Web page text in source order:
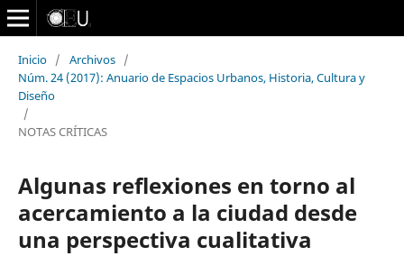
Inicio / Archivos /
Núm. 24 (2017): Anuario de Espacios Urbanos, Historia, Cultura y
Diseño
/
NOTAS CRÍTICAS
Algunas reflexiones en torno al
acercamiento a la ciudad desde
una perspectiva cualitativa